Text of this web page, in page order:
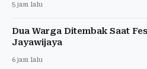
5 jam lalu
Dua Warga Ditembak Saat
Jayawijaya
6 jam lalu